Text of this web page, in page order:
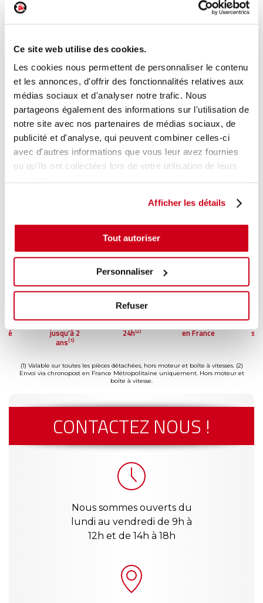
Ce site web utilise des cookies.
Les cookies nous permettent de personnaliser le contenu
et les annonces, d'offrir des fonctionnalités relatives aux
médias sociaux et d'analyser notre trafic. Nous
partageons également des informations sur l'utilisation de
notre site avec nos partenaires de médias sociaux, de
publicité et d'analyse, qui peuvent combiner celles-ci
avec d'autres informations que vous leur avez fournies
ou qu'ils ont collectées lors de votre utilisation de leurs
Afficher les détails
Tout autoriser
Personnaliser
Refuser
Réf. :165448
Réf. constructeur :
876051H261
KIA PRO CEED 1 2008
Modèle de provenance
Caractéristiques techniques
En stock 34,00 € TTC
AJOUTER AU PANIER
Garantie
jusqu'à 2
ans(1)
Livraison dès
24h(2)
Reconditionné
en France
(1) Valable sur toutes les pièces détachées, hors moteur et boîte à vitesses. (2)
Envoi via chronopost en France Métropolitaine uniquement. Hors moteur et
boîte à vitesse.
CONTACTEZ NOUS !
Nous sommes ouverts du
lundi au vendredi de 9h à
12h et de 14h à 18h